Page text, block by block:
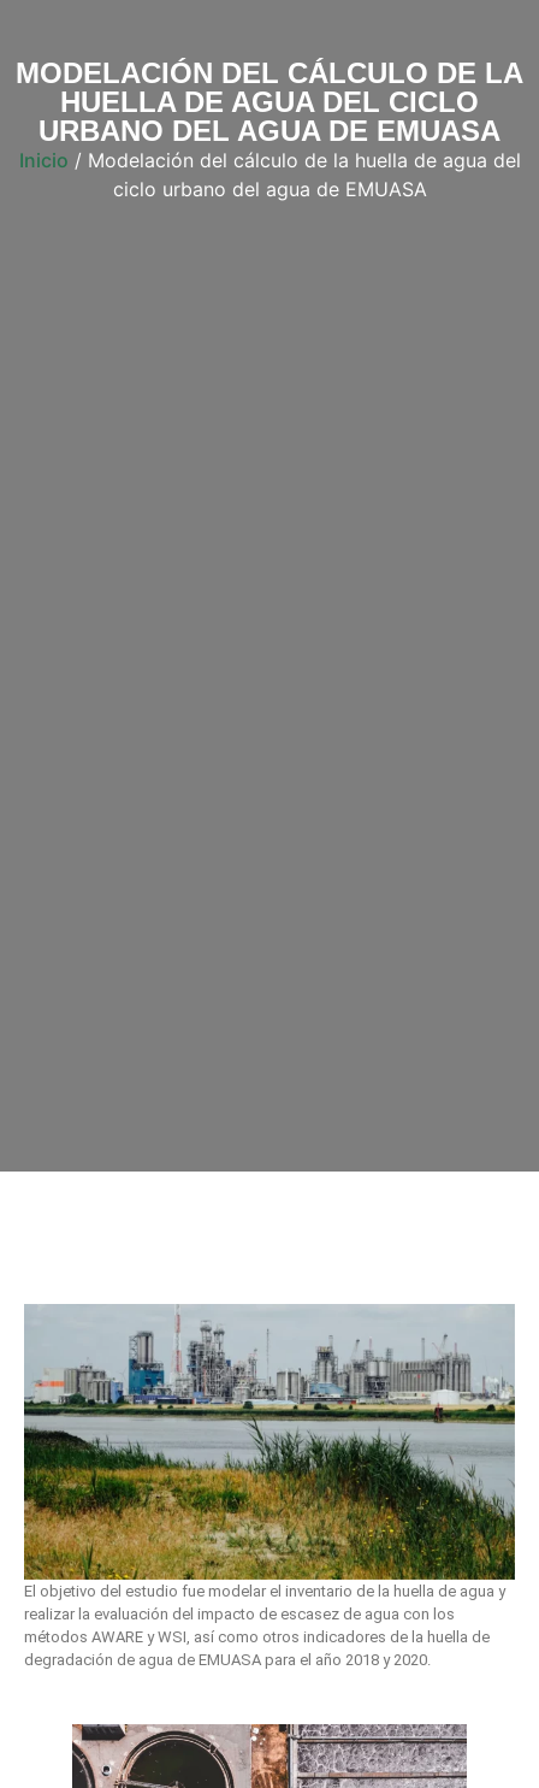
MODELACIÓN DEL CÁLCULO DE LA
HUELLA DE AGUA DEL CICLO
URBANO DEL AGUA DE EMUASA
Inicio / Modelación del cálculo de la huella de agua del
ciclo urbano del agua de EMUASA
El objetivo del estudio fue modelar el inventario de la huella de agua y
realizar la evaluación del impacto de escasez de agua con los
métodos AWARE y WSI, así como otros indicadores de la huella de
degradación de agua de EMUASA para el año 2018 y 2020.